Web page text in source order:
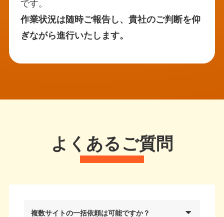
です。
作業状況は随時ご報告し、貴社のご判断を仰
ぎながら進行いたします。
よくあるご質問
複数サイトの一括依頼は可能ですか？